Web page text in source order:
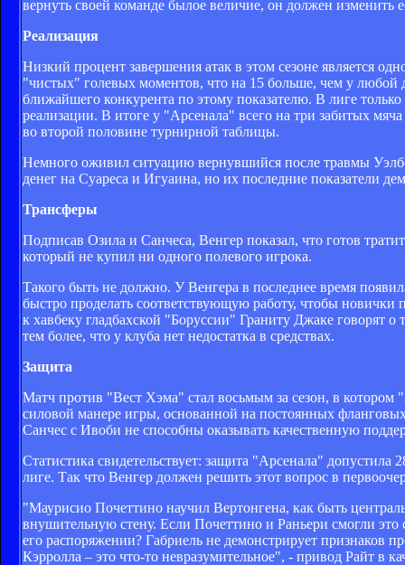
вернуть своей команде былое величие, он должен изменить
Реализация
Низкий процент завершения атак в этом сезоне является
"чистых" голевых моментов, что на 15 больше, чем у любой
ближайшего конкурента по этому показателю. В лиге
реализации. В итоге у "Арсенала" всего на три забитых
во второй половине турнирной таблицы.
Немного оживил ситуацию вернувшийся после травмы
денег на Суареса и Игуаина, но их последние показатели
Трансферы
Подписав Озила и Санчеса, Венгер показал, что готов
который не купил ни одного полевого игрока.
Такого быть не должно. У Венгера в последнее время
быстро проделать соответствующую работу, чтобы
к хавбеку гладбахской "Боруссии" Граниту Джаке говорят
тем более, что у клуба нет недостатка в средствах.
Защита
Матч против "Вест Хэма" стал восьмым за сезон, в котором
силовой манере игры, основанной на постоянных
Санчес с Ивоби не способны оказывать качественную
Статистика свидетельствует: защита "Арсенала"
лиге. Так что Венгер должен решить этот вопрос в
"Маурисио Почеттино научил Вертонгена, как быть
внушительную стену. Если Почеттино и Раньери смогли это
его распоряжении? Габриель не демонстрирует признаков
Кэрролла – это что-то невразумительное", - привод Райт в